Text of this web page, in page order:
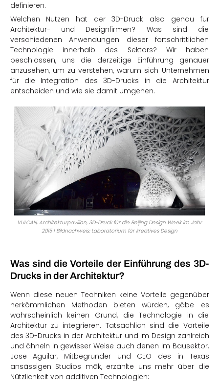
definieren.
Welchen Nutzen hat der 3D-Druck also genau für
Architektur- und Designfirmen? Was sind die
verschiedenen Anwendungen dieser fortschrittlichen
Technologie innerhalb des Sektors? Wir haben
beschlossen, uns die derzeitige Einführung genauer
anzusehen, um zu verstehen, warum sich Unternehmen
für die Integration des 3D-Drucks in die Architektur
entscheiden und wie sie damit umgehen.
VULCAN, Architekturpavillon, 3D-Druck für die Beijing Design Week im Jahr
2015 | Bildnachweis: Laboratorium für kreatives Design
Was sind die Vorteile der Einführung des 3D-
Drucks in der Architektur?
Wenn diese neuen Techniken keine Vorteile gegenüber
herkömmlichen Methoden bieten würden, gäbe es
wahrscheinlich keinen Grund, die Technologie in die
Architektur zu integrieren. Tatsächlich sind die Vorteile
des 3D-Drucks in der Architektur und im Design zahlreich
und ähneln in gewisser Weise auch denen im Bausektor.
Jose Aguilar, Mitbegründer und CEO des in Texas
ansässigen Studios māk, erzählte uns mehr über die
Nützlichkeit von additiven Technologien: